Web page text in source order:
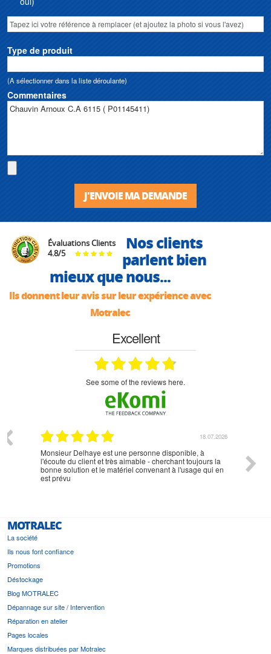
Type de produit
(A sélectionner dans la liste déroulante)
Commentaires
J'ENVOIE MA DEMANDE
Évaluations Clients
4.8/5
Nos clients
parlent bien
mieux que nous...
Ils donnent leur avis sur leur expérience avec
Motralec
Excellent
see some of the reviews here.
18.07.2026
Monsieur Delhaye est une personne disponible, à
l'écoute du client et très aimable - cherchant toujours la
bonne solution et le matériel convenant à l'usage qui en
est prévu
MOTRALEC
La société
Ils nous font confiance
Promotions
Déstockage
Blog MOTRALEC
Dépannage sur site / Intervention
Réparation en atelier
Pages locales
Marques distribuées par Motralec